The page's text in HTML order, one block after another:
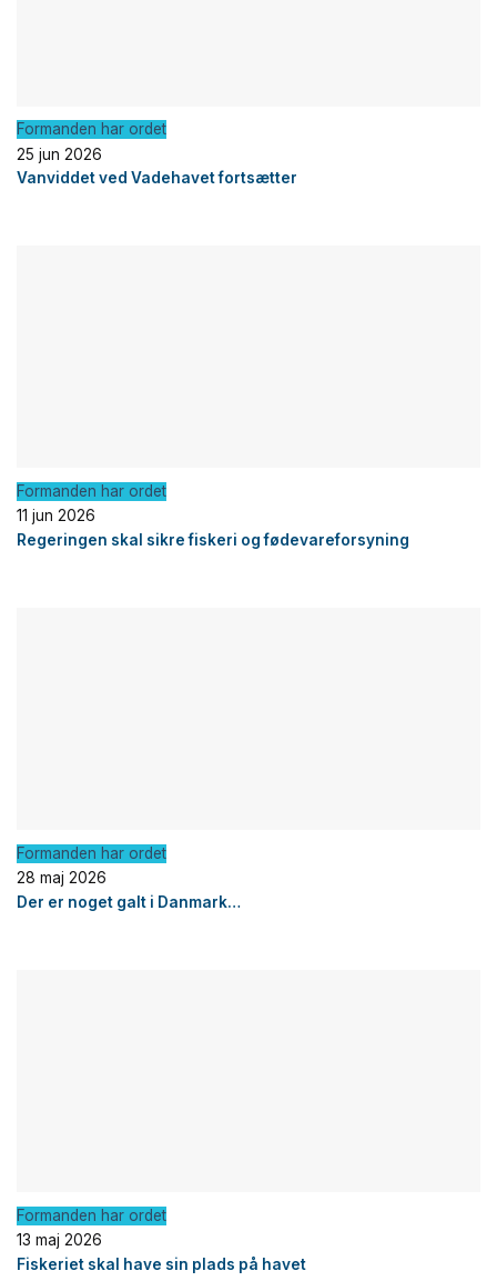
Formanden har ordet
25 jun 2026
Vanviddet ved Vadehavet fortsætter
Formanden har ordet
11 jun 2026
Regeringen skal sikre fiskeri og fødevareforsyning
Formanden har ordet
28 maj 2026
Der er noget galt i Danmark…
Formanden har ordet
13 maj 2026
Fiskeriet skal have sin plads på havet